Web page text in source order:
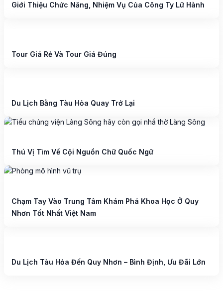
Giới Thiệu Chức Năng, Nhiệm Vụ Của Công Ty Lữ Hành
Tour Giá Rẻ Và Tour Giá Đúng
Du Lịch Bằng Tàu Hỏa Quay Trở Lại
Thú Vị Tìm Về Cội Nguồn Chữ Quốc Ngữ
Chạm Tay Vào Trung Tâm Khám Phá Khoa Học Ở Quy
Nhơn Tốt Nhất Việt Nam
Du Lịch Tàu Hỏa Đến Quy Nhơn – Bình Định, Ưu Đãi Lớn